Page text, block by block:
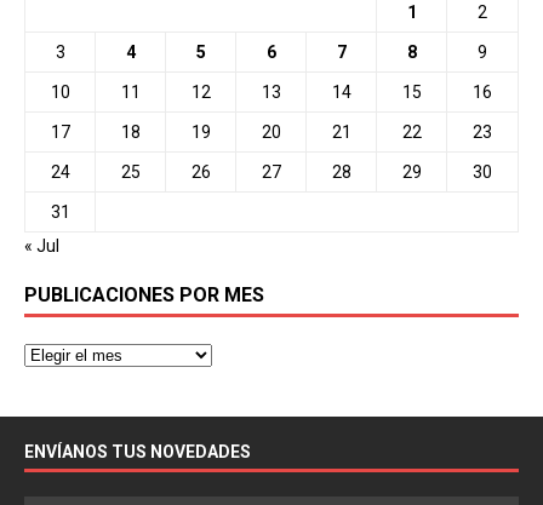
1 2
3 4 5 6 7 8 9
10 11 12 13 14 15 16
17 18 19 20 21 22 23
24 25 26 27 28 29 30
31
« Jul
PUBLICACIONES POR MES
ENVÍANOS TUS NOVEDADES